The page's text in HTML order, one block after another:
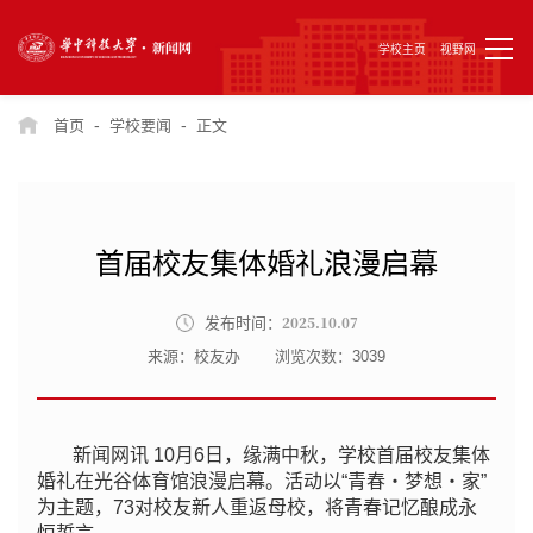
学校主页 视野网
首页 - 学校要闻 - 正文
首届校友集体婚礼浪漫启幕
发布时间： 2025.10.07
来源：校友办 浏览次数： 3039
新闻网讯 10月6日， 缘满中秋，学校首届校友集体
婚礼在光谷体育馆浪漫启幕。活动以“青春・梦想・家”
为主题，73对校友新人重返母校，将青春记忆酿成永